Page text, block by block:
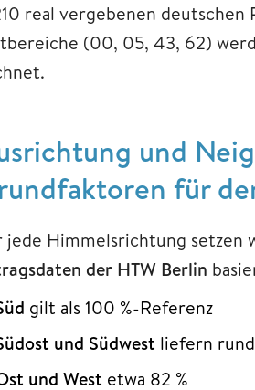
real vergebenen deutschen
(00, 05, 43, 62)
und
für
jede Himmelsrichtung setzen
der HTW Berlin
gilt als 100 %-Referenz
und Südwest liefern
und West etwa 82 %